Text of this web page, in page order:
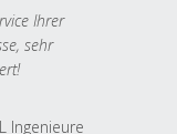
Ihrer
sehr
Ingenieure